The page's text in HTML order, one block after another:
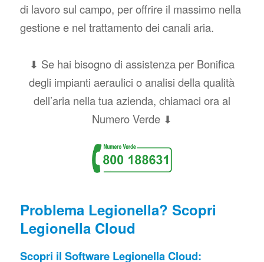
di lavoro sul campo, per offrire il massimo nella
gestione e nel trattamento dei canali aria.
⬇ Se hai bisogno di assistenza per Bonifica
degli impianti aeraulici o analisi della qualità
dell’aria nella tua azienda, chiamaci ora al
Numero Verde ⬇
Problema Legionella? Scopri
Legionella Cloud
Scopri il Software Legionella Cloud: